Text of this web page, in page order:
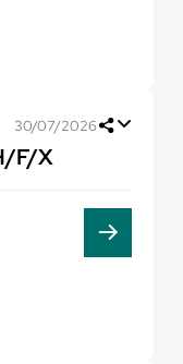
30/07/2026
F/X